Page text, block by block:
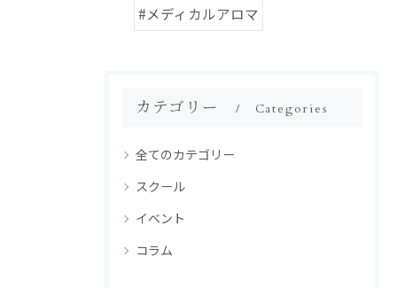
#メディカルアロマ
カテゴリー Categories
全てのカテゴリー
スクール
イベント
コラム